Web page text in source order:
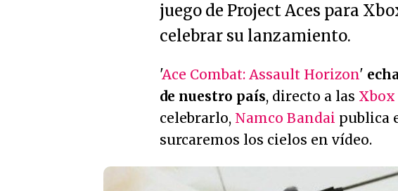
juego de Project Aces para
celebrar su lanzamiento.
'Ace Combat: Assault Horizon'
de nuestro país, directo a las Xbox
celebrarlo, Namco Bandai publica
surcaremos los cielos en vídeo.